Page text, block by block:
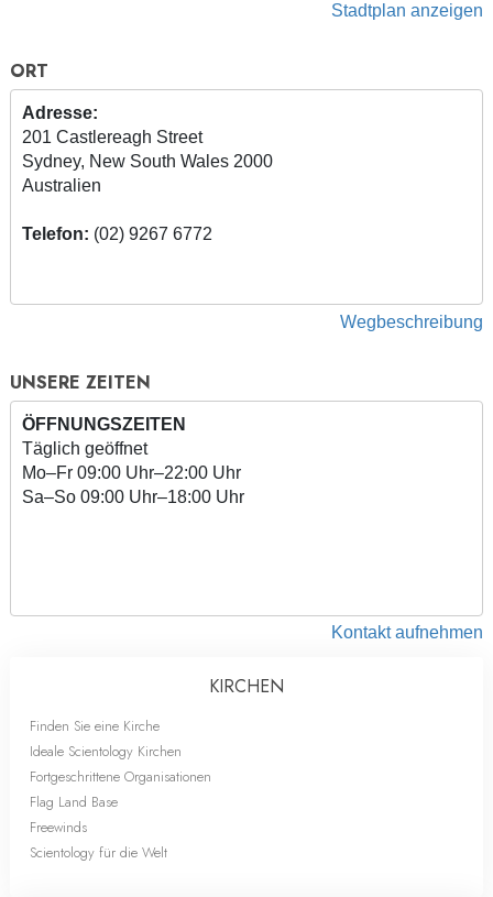
Stadtplan anzeigen
ORT
Adresse:
201 Castlereagh Street
Sydney, New South Wales 2000
Australien
Telefon: (02) 9267 6772
Wegbeschreibung
UNSERE ZEITEN
ÖFFNUNGSZEITEN
Täglich geöffnet
Mo–Fr 09:00 Uhr–22:00 Uhr
Sa–So 09:00 Uhr–18:00 Uhr
Kontakt aufnehmen
KIRCHEN
Finden Sie eine Kirche
Ideale Scientology Kirchen
Fortgeschrittene Organisationen
Flag Land Base
Freewinds
Scientology für die Welt